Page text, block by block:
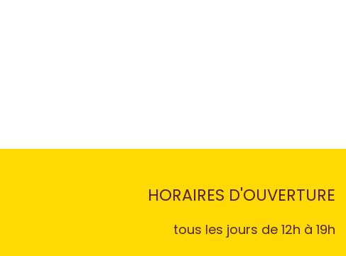
HORAIRES D'OUVERTURE
tous les jours de 12h à 19h